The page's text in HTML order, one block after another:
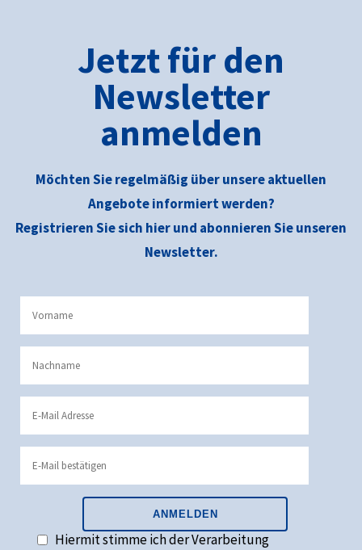
Jetzt für den
Newsletter
anmelden
Möchten Sie regelmäßig über unsere aktuellen
Angebote informiert werden?
Registrieren Sie sich hier und abonnieren Sie unseren
Newsletter.
Hiermit stimme ich der Verarbeitung